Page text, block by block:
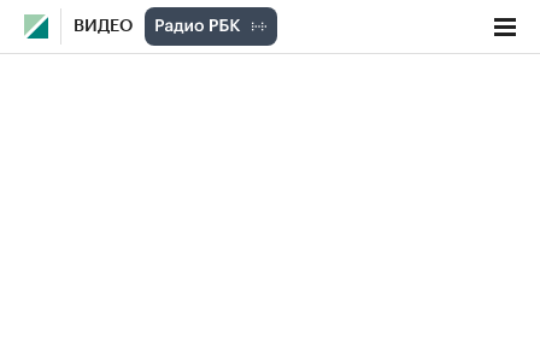
ВИДЕО